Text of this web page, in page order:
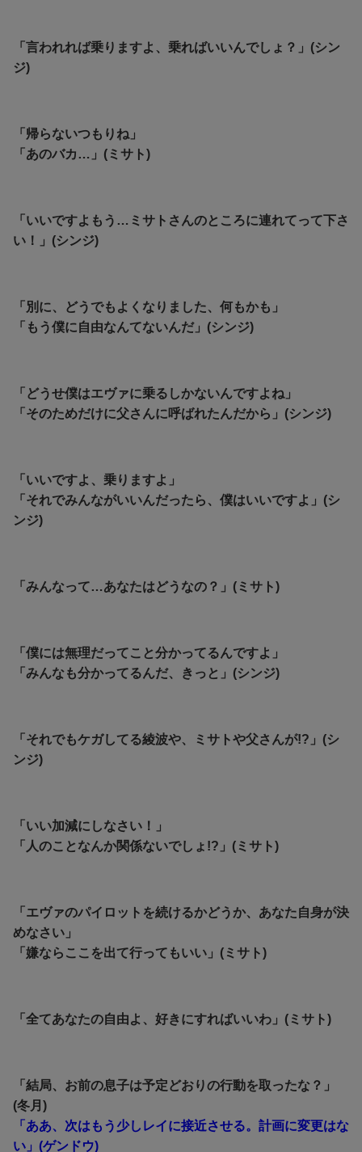
「言われれば乗りますよ、乗ればいいんでしょ？」(シン
ジ)
「帰らないつもりね」
「あのバカ…」(ミサト)
「いいですよもう…ミサトさんのところに連れてって下さ
い！」(シンジ)
「別に、どうでもよくなりました、何もかも」
「もう僕に自由なんてないんだ」(シンジ)
「どうせ僕はエヴァに乗るしかないんですよね」
「そのためだけに父さんに呼ばれたんだから」(シンジ)
「いいですよ、乗りますよ」
「それでみんながいいんだったら、僕はいいですよ」(シ
ンジ)
「みんなって…あなたはどうなの？」(ミサト)
「僕には無理だってこと分かってるんですよ」
「みんなも分かってるんだ、きっと」(シンジ)
「それでもケガしてる綾波や、ミサトや父さんが!?」(シ
ンジ)
「いい加減にしなさい！」
「人のことなんか関係ないでしょ!?」(ミサト)
「エヴァのパイロットを続けるかどうか、あなた自身が決
めなさい」
「嫌ならここを出て行ってもいい」(ミサト)
「全てあなたの自由よ、好きにすればいいわ」(ミサト)
「結局、お前の息子は予定どおりの行動を取ったな？」
(冬月)
「ああ、次はもう少しレイに接近させる。計画に変更はな
い」(ゲンドウ)